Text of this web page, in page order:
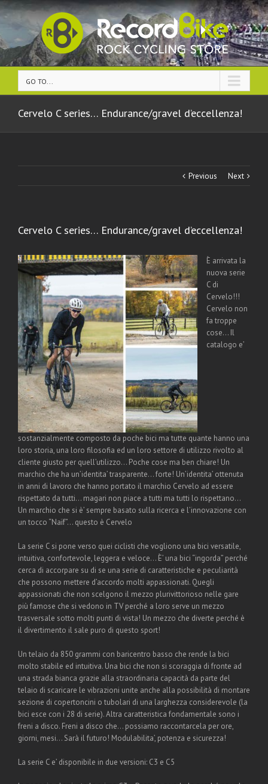
GO TO...
Cervelo C series… Endurance/gravel d’eccellenza!
Previous Next
Cervelo C series… Endurance/gravel d’eccellenza!
È arrivata la
nuova serie
C di
Cervelo!!!
Cervelo non
fa troppe
cose… Il
catalogo e’
sostanzialmente composto da poche bici ma tutte quante hanno una
loro storia, una loro filosofia ed un loro settore di utilizzo rivolto al
cliente giusto per quell’utilizzo… Poche cose ma ben chiare! Un
marchio che ha un’identita’ trasparente… forte! Un’identita’ ottenuta
in anni di lavoro che hanno portato il marchio Cervelo ad essere
rispettato da tutti… magari non piace a tutti ma tutti lo rispettano…
Un marchio che si è’ sempre basato sulla ricerca e l’innovazione con
un tocco “Naïf”… questo è Cervelo
La serie C si pone verso quei ciclisti che vogliono una bici versatile,
intuitiva, confortevole, leggera e veloce… È’ una bici “ingorda” perché
cerca di accorpare su di se una serie di caratteristiche e peculiarità
che possono mettere d’accordo molti appassionati. Quegli
appassionati che non scelgono il mezzo plurivittorioso nelle gare
più famose che si vedono in TV perché a loro serve un mezzo
trasversale sotto molti punti di vista! Un mezzo che diverte perché è
il divertimento il sale puro di questo sport!
Un telaio da 850 grammi con baricentro basso che rende la bici
molto stabile ed intuitiva. Una bici che non si scoraggia di fronte ad
una strada bianca grazie alla straordinaria capacità da parte del
telaio di scaricare le vibrazioni unite anche alla possibilità di montare
sezione di copertoncini o tubolari di una larghezza considerevole (la
bici esce con i 28 di serie). Altra caratteristica fondamentale sono i
freni a disco. Freni a disco che… possiamo raccontarcela per ore,
giorni, mesi… Sarà il futuro! Modulabilita’, potenza e sicurezza!
La serie C e’ disponibile in due versioni: C3 e C5